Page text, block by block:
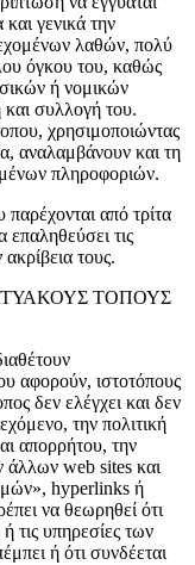
γενικά την
λαθών, πολύ
όγκου του, καθώς
ή νομικών
συλλογή του.
χρησιμοποιώντας
αναλαμβάνουν και τη
πληροφοριών.
παρέχονται από τρίτα
τις
τους.
ΤΟΠΟΥΣ
αφορούν, ιστοτόπους
δεν ελέγχει και δεν
την πολιτική
απορρήτου, την
άλλων web sites και
hyperlinks ή
να θεωρηθεί ότι
τις υπηρεσίες των
ή ότι συνδέεται